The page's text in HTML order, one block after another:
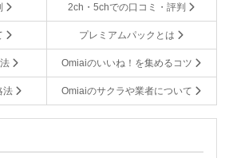
2ch・5chでの口コミ・評判
プレミアムパックとは
Omiaiのいいね！を集めるコツ
法 Omiaiのサクラや業者について